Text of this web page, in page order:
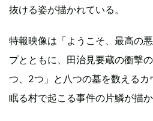
抜ける姿が描かれている。
特報映像は「ようこそ、最高の
プとともに、田治見要蔵の衝撃
つ、2つ」と八つの墓を数える
眠る村で起こる事件の片鱗が描か